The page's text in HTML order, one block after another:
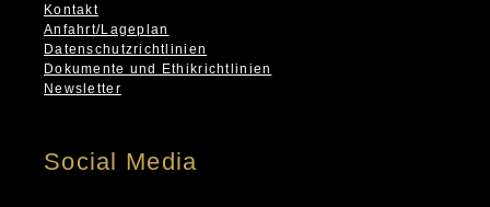
Kontakt
Anfahrt/Lageplan
Datenschutzrichtlinien
Dokumente und Ethikrichtlinien
Newsletter
Social Media